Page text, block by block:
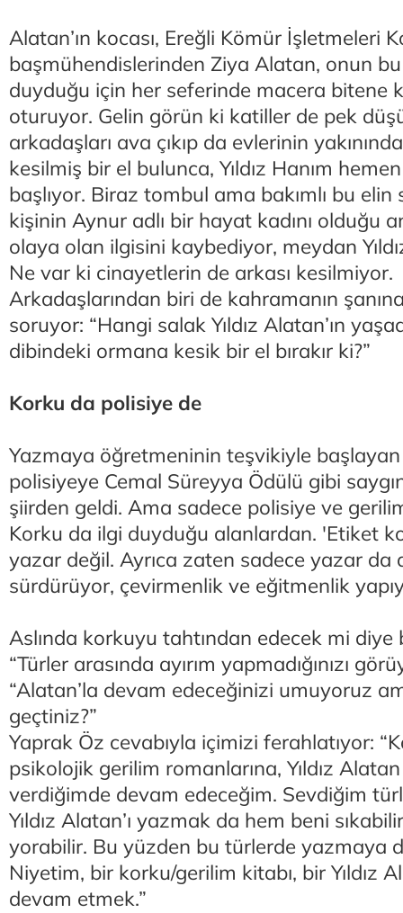
Alatan’ın kocası, Ereğli Kömür İşletmeleri
başmühendislerinden Ziya Alatan, onun
duyduğu için her seferinde macera bitene
oturuyor. Gelin görün ki katiller de pek
arkadaşları ava çıkıp da evlerinin
kesilmiş bir el bulunca, Yıldız Hanım
başlıyor. Biraz tombul ama bakımlı bu
kişinin Aynur adlı bir hayat kadını olduğu
olaya olan ilgisini kaybediyor, meydan
Ne var ki cinayetlerin de arkası kesilmiyor.
Arkadaşlarından biri de kahramanın
soruyor: “Hangi salak Yıldız Alatan’ın
dibindeki ormana kesik bir el bırakır ki?”
Korku da polisiye de
Yazmaya öğretmeninin teşvikiyle
polisiyeye Cemal Süreyya Ödülü gibi
şiirden geldi. Ama sadece polisiye ve
Korku da ilgi duyduğu alanlardan. 'Etiket
yazar değil. Ayrıca zaten sadece yazar da
sürdürüyor, çevirmenlik ve eğitmenlik
Aslında korkuyu tahtından edecek mi
“Türler arasında ayırım yapmadığınızı
“Alatan’la devam edeceğinizi umuyoruz
geçtiniz?”
Yaprak Öz cevabıyla içimizi ferahlatıyor:
psikolojik gerilim romanlarına, Yıldız
verdiğimde devam edeceğim. Sevdiğim
Yıldız Alatan’ı yazmak da hem beni
yorabilir. Bu yüzden bu türlerde yazmaya
Niyetim, bir korku/gerilim kitabı, bir Yıldız
devam etmek.”